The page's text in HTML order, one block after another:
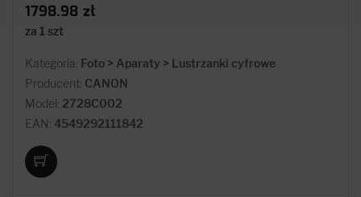
1798.98 zł
za 1 szt
Kategoria: Foto > Aparaty > Lustrzanki cyfrowe
Producent: CANON
Model: 2728C002
EAN: 4549292111842